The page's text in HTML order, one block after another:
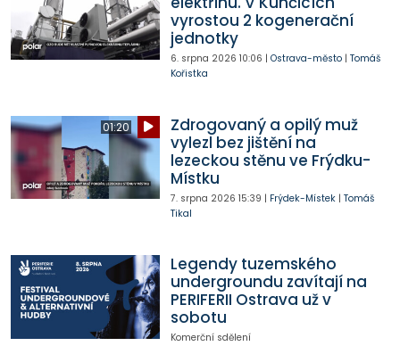
vyrostou 2 kogenerační
jednotky
6. srpna 2026 10:06 | Ostrava-město| Tomáš
Kořistka
01:20
Zdrogovaný a opilý muž
vylezl bez jištění na
lezeckou stěnu ve Frýdku-
Místku
7. srpna 2026 15:39 | Frýdek-Místek| Tomáš
Tikal
Legendy tuzemského
undergroundu zavítají na
PERIFERII Ostrava už v
sobotu
Komerční sdělení